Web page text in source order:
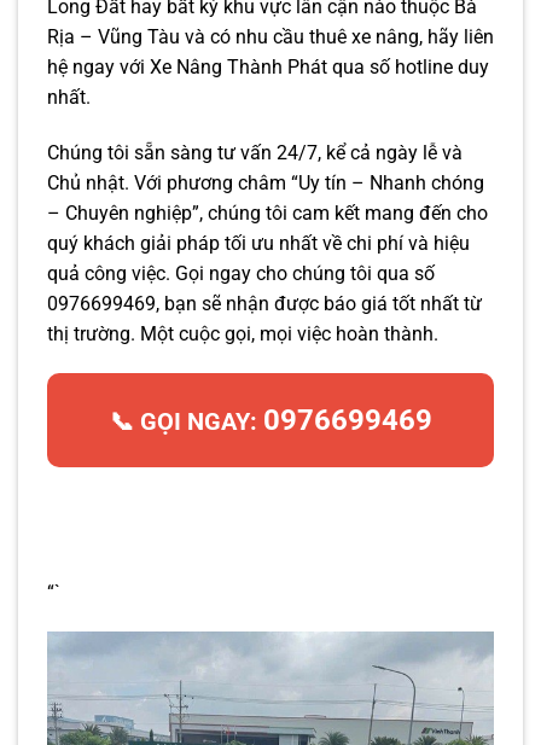
Long Đất hay bất kỳ khu vực lân cận nào thuộc Bà
Rịa – Vũng Tàu và có nhu cầu thuê xe nâng, hãy liên
hệ ngay với Xe Nâng Thành Phát qua số hotline duy
nhất.
Chúng tôi sẵn sàng tư vấn 24/7, kể cả ngày lễ và
Chủ nhật. Với phương châm “Uy tín – Nhanh chóng
– Chuyên nghiệp”, chúng tôi cam kết mang đến cho
quý khách giải pháp tối ưu nhất về chi phí và hiệu
quả công việc. Gọi ngay cho chúng tôi qua số
0976699469, bạn sẽ nhận được báo giá tốt nhất từ
thị trường. Một cuộc gọi, mọi việc hoàn thành.
📞 GỌI NGAY: 0976699469
“`